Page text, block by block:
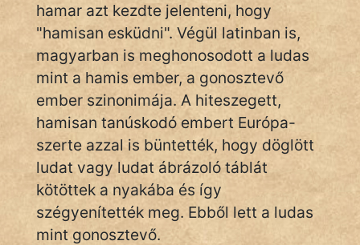
ÉLETMÓD
MAGYARSÁG
És
TÖRTÉNELEM
Népszerű szerzőink:
cinege
fantom
hamar azt kezdte jelenteni, hogy
"hamisan esküdni". Végül latinban is,
magyarban is meghonosodott a ludas
mint a hamis ember, a gonosztevő
ember szinonimája. A hiteszegett,
hamisan tanúskodó embert Európa-
szerte azzal is büntették, hogy döglött
ludat vagy ludat ábrázoló táblát
kötöttek a nyakába és így
szégyenítették meg. Ebből lett a ludas
mint gonosztevő.